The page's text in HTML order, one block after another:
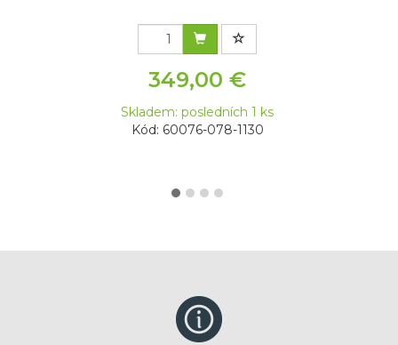
349,00 €
Skladem: posledních 1 ks
Kód: 60076-078-1130